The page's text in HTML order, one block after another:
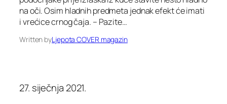
na oči. Osim hladnih predmeta jednak efekt će imati
i vrećice crnog čaja. – Pazite…
Written byLjepota COVER magazin
27. siječnja 2021.